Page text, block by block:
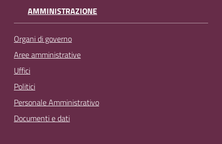
AMMINISTRAZIONE
Organi di governo
Aree amministrative
Uffici
Politici
Personale Amministrativo
Documenti e dati